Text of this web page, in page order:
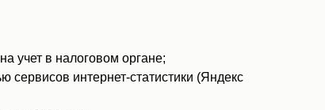
учет в налоговом органе;
интернет-статистики (Яндекс